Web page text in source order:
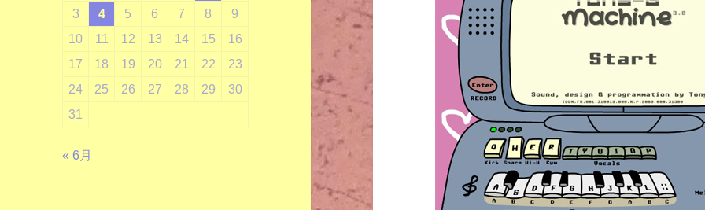
3
4 5 6 7 8
9
10
11 12 13 14 15
16
17
18 19 20 21 22
23
24
25 26 27 28 29
30
31
« 6月